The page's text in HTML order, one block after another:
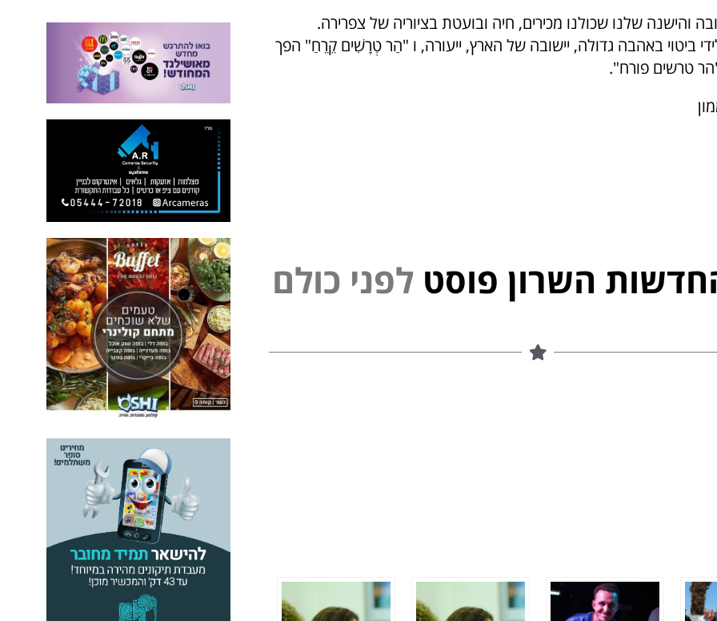
והישנה שלנו שכולנו מכירים, חיה ובועטת בציוריה של צפרירה.
ביטוי באהבה גדולה, יישובה של הארץ, ייעורה, ו "הַר טְרָשִׁים קֵרֵחַ" הפך
טרשים פורח".
השרון פוסט ל פ ני כולם נ